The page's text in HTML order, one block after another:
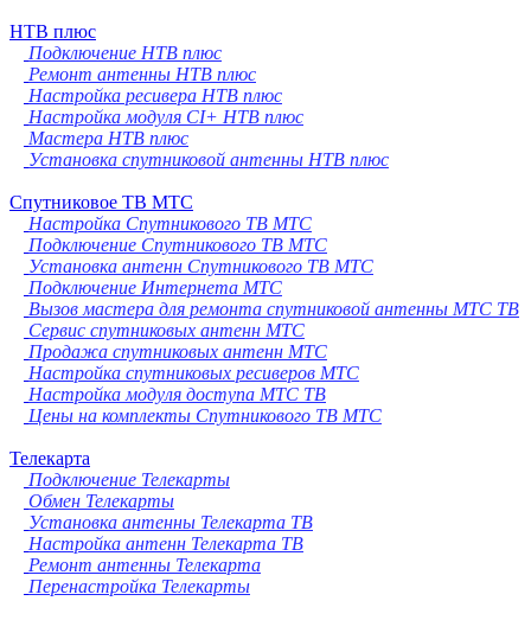
НТВ плюс
Подключение НТВ плюс
Ремонт антенны НТВ плюс
Настройка ресивера НТВ плюс
Настройка модуля CI+ НТВ плюс
Мастера НТВ плюс
Установка спутниковой антенны НТВ плюс
Спутниковое ТВ МТС
Настройка Спутникового ТВ МТС
Подключение Спутникового ТВ МТС
Установка антенн Спутникового ТВ МТС
Подключение Интернета МТС
Вызов мастера для ремонта спутниковой антенны МТС ТВ
Сервис спутниковых антенн МТС
Продажа спутниковых антенн МТС
Настройка спутниковых ресиверов МТС
Настройка модуля доступа МТС ТВ
Цены на комплекты Спутникового ТВ МТС
Телекарта
Подключение Телекарты
Обмен Телекарты
Установка антенны Телекарта ТВ
Настройка антенн Телекарта ТВ
Ремонт антенны Телекарта
Перенастройка Телекарты